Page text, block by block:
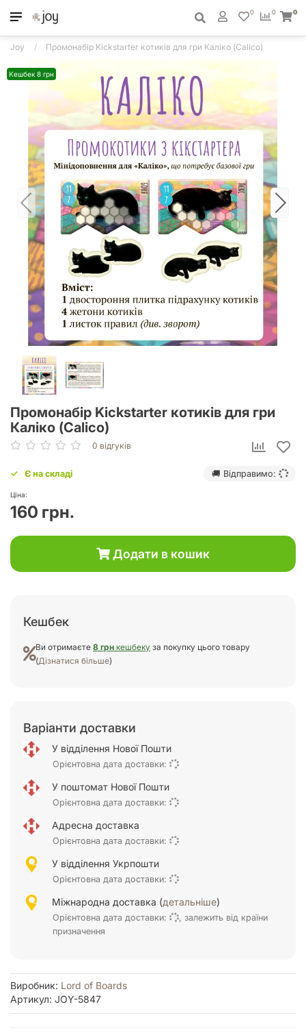
0
0 0
Joy Промонабір Kickstarter котиків для гри Каліко (Calico)
Кешбек 8 грн
Промонабір Kickstarter котиків для гри
Каліко (Calico)
0 відгуків
Є на складі 🚚 Відправимо:
Ціна:
160 грн.
Додати в кошик
Кешбек
Ви отримаєте 8 грн кешбеку за покупку цього товару
(Дізнатися більше)
Варіанти доставки
У відділення Нової Пошти
Орієнтовна дата доставки:
У поштомат Нової Пошти
Орієнтовна дата доставки:
Адресна доставка
Орієнтовна дата доставки:
У відділення Укрпошти
Орієнтовна дата доставки:
Міжнародна доставка (детальніше)
Орієнтовна дата доставки:
, залежить від країни
призначення
Виробник: Lord of Boards
Артикул: JOY-5847